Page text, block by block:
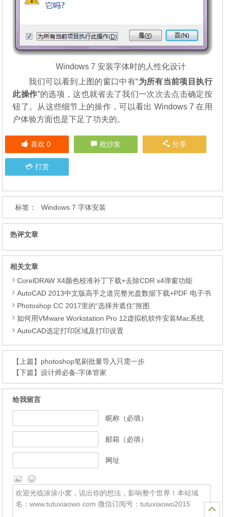
Windows 7 安装字体时的人性化设计
我们可以看到上图的窗口中有“为所有当前项目执行
此操作”的选项，这也就省去了我们一次次去点击确定按
钮了。从这些细节上的操作，可以看出 Windows 7 在用
户体验方面也是下足了功夫的。
喜欢 0 抢沙发 分享
打赏
标签： Windows 7 字体安装
热评文章
相关文章
CorelDRAW X4颜色校准补丁下载+去除CDR x4弹窗功能
AutoCAD 2013中文版高手之道完整光盘数据下载+PDF 电子书
Photoshop CC 2017里的“选择并遮住”抠图
如何用VMware Workstation Pro 12虚拟机软件安装Mac系统
AutoCAD选定打印区域及打印设置
【上篇】 photoshop笔刷批量导入只需一步
【下篇】设计师必备-字体管家
给我留言
昵称（必填）
邮箱（必填）
网址